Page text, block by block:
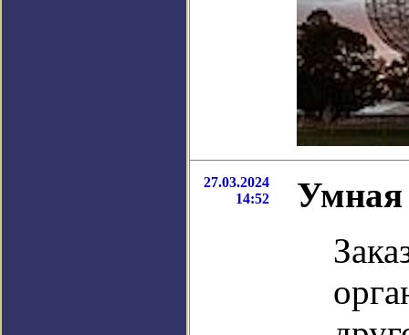
27.03.2024
14:52
Умная